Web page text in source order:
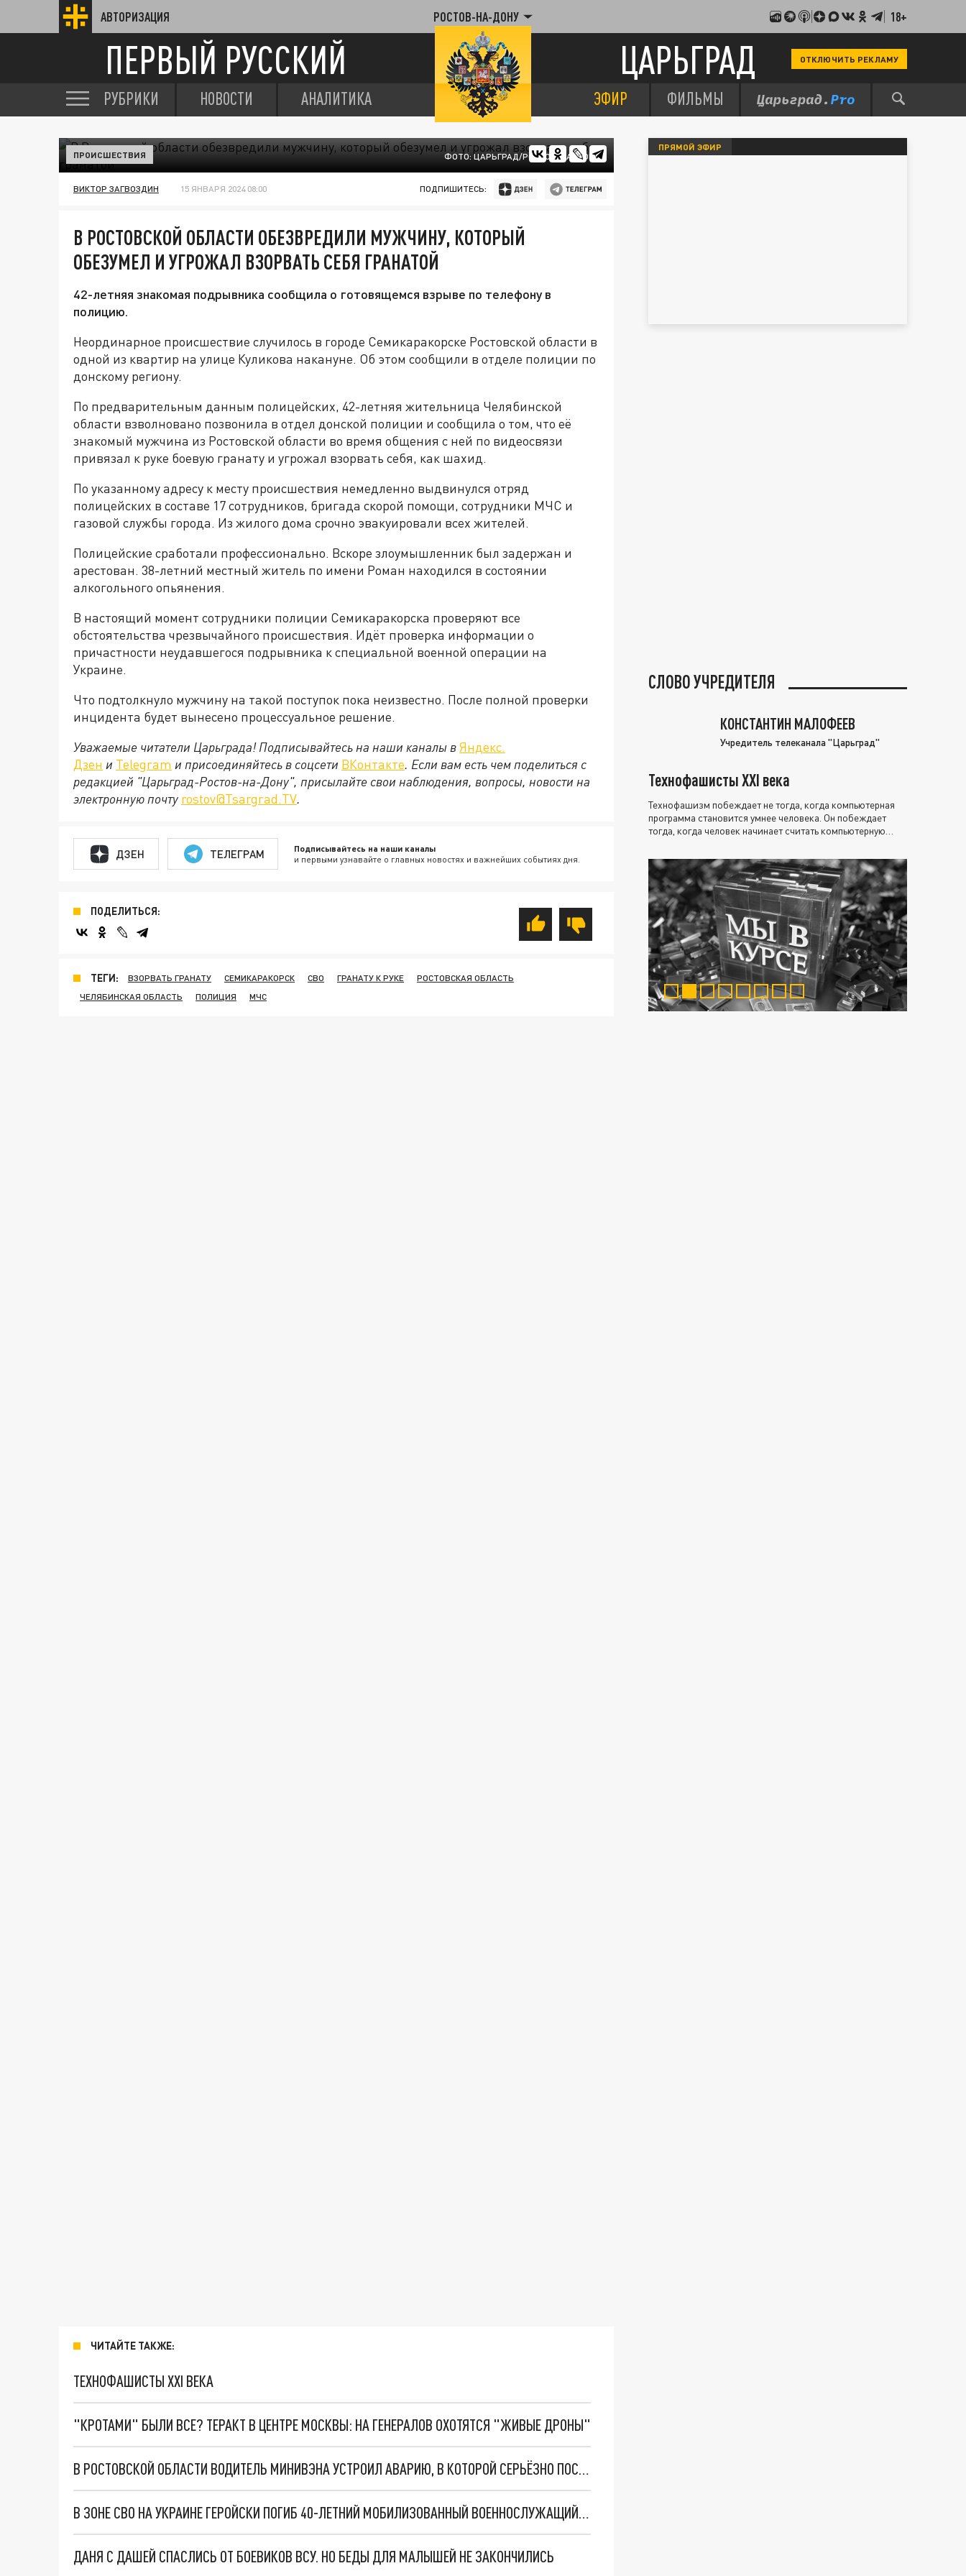
АВТОРИЗАЦИЯ РОСТОВ-НА-ДОНУ 18+
ПЕРВЫЙ РУССКИЙ ЦАРЬГРАД ОТКЛЮЧИТЬ РЕКЛАМУ
РУБРИКИ НОВОСТИ АНАЛИТИКА ЭФИР ФИЛЬМЫ
ФОТО: ЦАРЬГРАД/РОСТОВ-НА-ДОНУ
ПРОИСШЕСТВИЯ
ВИКТОР ЗАГВОЗДИН 15 ЯНВАРЯ 2024 08:00 ПОДПИШИТЕСЬ:
В РОСТОВСКОЙ ОБЛАСТИ ОБЕЗВРЕДИЛИ МУЖЧИНУ, КОТОРЫЙ
ОБЕЗУМЕЛ И УГРОЖАЛ ВЗОРВАТЬ СЕБЯ ГРАНАТОЙ
42-летняя знакомая подрывника сообщила о готовящемся взрыве по телефону в
полицию.
Неординарное происшествие случилось в городе Семикаракорске Ростовской области в
одной из квартир на улице Куликова накануне. Об этом сообщили в отделе полиции по
донскому региону.
По предварительным данным полицейских, 42-летняя жительница Челябинской
области взволновано позвонила в отдел донской полиции и сообщила о том, что её
знакомый мужчина из Ростовской области во время общения с ней по видеосвязи
привязал к руке боевую гранату и угрожал взорвать себя, как шахид.
По указанному адресу к месту происшествия немедленно выдвинулся отряд
полицейских в составе 17 сотрудников, бригада скорой помощи, сотрудники МЧС и
газовой службы города. Из жилого дома срочно эвакуировали всех жителей.
Полицейские сработали профессионально. Вскоре злоумышленник был задержан и
арестован. 38-летний местный житель по имени Роман находился в состоянии
алкогольного опьянения.
В настоящий момент сотрудники полиции Семикаракорска проверяют все
обстоятельства чрезвычайного происшествия. Идёт проверка информации о
причастности неудавшегося подрывника к специальной военной операции на
Украине.
Что подтолкнуло мужчину на такой поступок пока неизвестно. После полной проверки
инцидента будет вынесено процессуальное решение.
Уважаемые читатели Царьграда! Подписывайтесь на наши каналы вЯндекс.
Дзен и Telegram и присоединяйтесь в соцсети ВКонтакте. Если вам есть чем поделиться с
редакцией "Царьград-Ростов-на-Дону", присылайте свои наблюдения, вопросы, новости на
электронную почту rostov@Tsargrad.ТV.
ДЗЕН ТЕЛЕГРАМ Подписывайтесь на наши каналы
и первыми узнавайте о главных новостях и важнейших событиях дня.
ПОДЕЛИТЬСЯ:
ТЕГИ: ВЗОРВАТЬ ГРАНАТУ СЕМИКАРАКОРСК СВО ГРАНАТУ К РУКЕ
РОСТОВСКАЯ ОБЛАСТЬ
ЧЕЛЯБИНСКАЯ ОБЛАСТЬ
ПОЛИЦИЯ МЧС
ЧИТАЙТЕ ТАКЖЕ:
ТЕХНОФАШИСТЫ XXI ВЕКА
"КРОТАМИ" БЫЛИ ВСЕ? ТЕРАКТ В ЦЕНТРЕ МОСКВЫ: НА ГЕНЕРАЛОВ ОХОТЯТСЯ "ЖИВЫЕ ДРОНЫ"
В РОСТОВСКОЙ ОБЛАСТИ ВОДИТЕЛЬ МИНИВЭНА УСТРОИЛ АВАРИЮ, В КОТОРОЙ СЕРЬЁЗНО ПОСТРАДАЛИ ДЕТИ
В ЗОНЕ СВО НА УКРАИНЕ ГЕРОЙСКИ ПОГИБ 40-ЛЕТНИЙ МОБИЛИЗОВАННЫЙ ВОЕННОСЛУЖАЩИЙ ИЗ РОСТОВА-НА-ДОНУ
ДАНЯ С ДАШЕЙ СПАСЛИСЬ ОТ БОЕВИКОВ ВСУ. НО БЕДЫ ДЛЯ МАЛЫШЕЙ НЕ ЗАКОНЧИЛИСЬ
ПРЯМОЙ ЭФИР
СЛОВО УЧРЕДИТЕЛЯ
КОНСТАНТИН МАЛОФЕЕВ
Учредитель телеканала "Царьград"
Технофашисты XXI века
Технофашизм побеждает не тогда, когда компьютерная
программа становится умнее человека. Он побеждает
тогда, когда человек начинает считать компьютерную